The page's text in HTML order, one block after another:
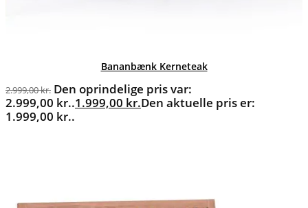
Bananbænk Kerneteak
2.999,00kr. Den oprindelige pris var:
2.999,00 kr..1.999,00 kr.Den aktuelle pris er:
1.999,00 kr..